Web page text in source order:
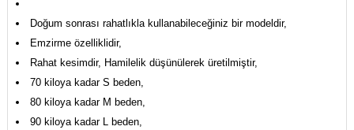
Doğum sonrası rahatlıkla kullanabileceğiniz bir modeldir,
Emzirme özelliklidir,
Rahat kesimdir, Hamilelik düşünülerek üretilmiştir,
70 kiloya kadar S beden,
80 kiloya kadar M beden,
90 kiloya kadar L beden,